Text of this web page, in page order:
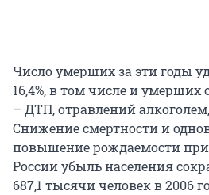
Число умерших за эти годы
16,4%, в том числе и
– ДТП, отравлений
Снижение смертности и
повышение рождаемости
России убыль населения
687,1 тысячи человек в 2006